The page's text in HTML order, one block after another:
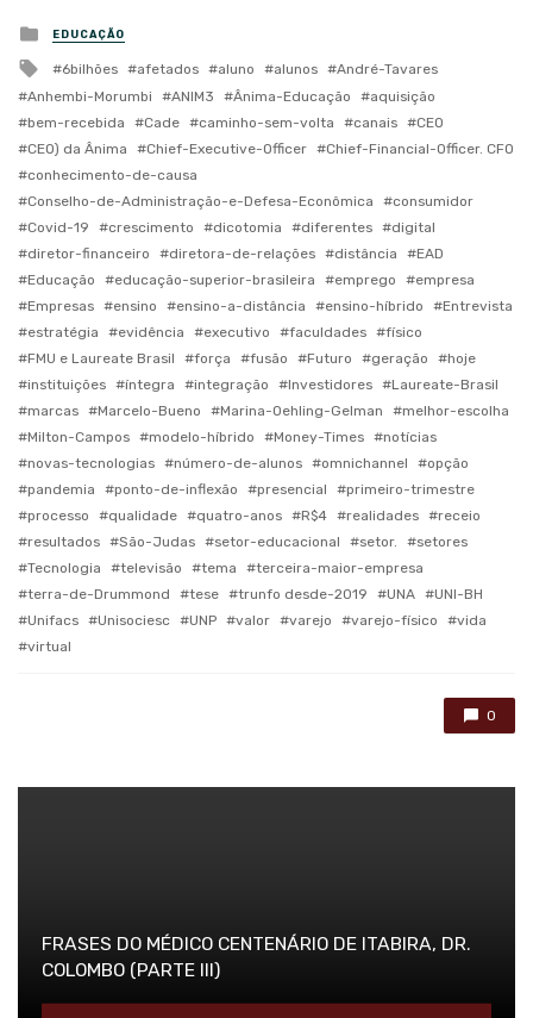
Posted
in
EDUCAÇÃO
Tagged
with
6bilhões afetados aluno alunos
André-Tavares
Anhembi-Morumbi
ANIM3 Ânima-Educação
aquisição
bem-recebida
Cade caminho-sem-volta canais
CEO
CEO) da Ânima
Chief-Executive-Officer
Chief-Financial-Officer. CFO
conhecimento-de-causa
Conselho-de-Administração-e-Defesa-Econômica
consumidor
Covid-19
crescimento dicotomia diferentes
digital
diretor-financeiro
diretora-de-relações distância
EAD
Educação
educação-superior-brasileira emprego
empresa
Empresas
ensino ensino-a-distância ensino-híbrido
Entrevista
estratégia
evidência executivo faculdades
físico
FMU e Laureate Brasil
força fusão Futuro geração
hoje
instituições
íntegra integração Investidores
Laureate-Brasil
marcas
Marcelo-Bueno Marina-Oehling-Gelman
melhor-escolha
Milton-Campos
modelo-híbrido Money-Times
notícias
novas-tecnologias
número-de-alunos omnichannel
opção
pandemia
ponto-de-inflexão presencial
primeiro-trimestre
processo
qualidade quatro-anos R$4 realidades
receio
resultados
São-Judas setor-educacional setor.
setores
Tecnologia
televisão tema
terceira-maior-empresa
terra-de-Drummond
tese trunfo desde-2019 UNA
UNI-BH
Unifacs
Unisociesc UNP valor varejo varejo-físico
vida
virtual
0
FRASES DO MÉDICO CENTENÁRIO DE ITABIRA, DR.
COLOMBO (PARTE III)